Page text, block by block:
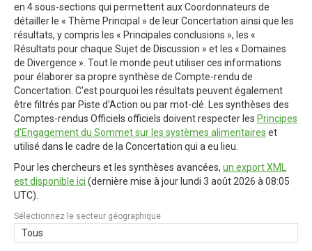
en 4 sous-sections qui permettent aux Coordonnateurs de
détailler le « Thème Principal » de leur Concertation ainsi que les
résultats, y compris les « Principales conclusions », les «
Résultats pour chaque Sujet de Discussion » et les « Domaines
de Divergence ». Tout le monde peut utiliser ces informations
pour élaborer sa propre synthèse de Compte-rendu de
Concertation. C'est pourquoi les résultats peuvent également
être filtrés par Piste d'Action ou par mot-clé. Les synthèses des
Comptes-rendus Officiels officiels doivent respecter les Principes
d'Engagement du Sommet sur les systèmes alimentaires et
utilisé dans le cadre de la Concertation qui a eu lieu.
Pour les chercheurs et les synthèses avancées, un export XML
est disponible ici (dernière mise à jour lundi 3 août 2026 à 08:05
UTC).
Sélectionnez le secteur géographique
Tous